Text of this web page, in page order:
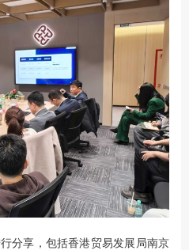
分享，包括香港贸易发展局南京